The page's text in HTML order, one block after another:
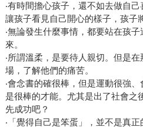
‧有時間擔心孩子，還不如去做自
讓孩子看見自己開心的樣子，孩子
‧無論發生什麼事情，都要站在孩
來。
‧所謂溫柔，是要待人親切。但是
場，了解他們的痛苦。
‧會念書的確很棒，但是運動很強
是很棒的才能。尤其是出了社會之
先成功吧？
‧「覺得自己是笨蛋」，並不是真